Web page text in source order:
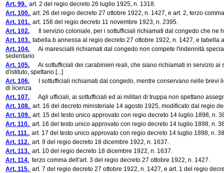
Art. 99. art. 2 del regio decreto 26 luglio 1925, n. 1318.
Art. 100. art. 26 del regio decreto 27 ottobre 1922, n. 1427, e art. 2, terzo
Art. 101. art. 156 del regio decreto 11 novembre 1923, n. 2395.
Art. 102. Il servizio coloniale, per i sottufficiali richiamati dal congedo che ne
Art. 103. tabella b annessa al regio decreto 27 ottobre 1922, n. 1427, e tabella
Art. 104. Ai marescialli richiamati dal congedo non compete l'indennità
sedentario
Art. 105. Ai sottufficiali dei carabinieri reali, che siano richiamati in servizio ai
d'istituto, spettano [...]
Art. 106. I sottufficiali richiamati dal congedo, mentre conservano nelle brevi
di licenza
Art. 107. Agli ufficiali, ai sottufficiali ed ai militari di truppa non spettano
Art. 108. art. 16 del decreto ministeriale 14 agosto 1925, modificato dal regio
Art. 109. art. 15 del testo unico approvato con regio decreto 14 luglio 1898, n.
Art. 110. art. 16 del testo unico approvato con regio decreto 14 luglio 1898, n.
Art. 111. art. 17 del testo unico approvato con regio decreto 14 luglio 1898, n.
Art. 112. art. 9 del regio decreto 18 dicembre 1922, n. 1637.
Art. 113. art. 10 del regio decreto 18 dicembre 1922, n. 1637.
Art. 114. terzo comma dell'art. 3 del regio decreto 27 ottobre 1922, n. 1427.
Art. 115. art. 7 del regio decreto 27 ottobre 1922, n. 1427, e art. 1 del regio